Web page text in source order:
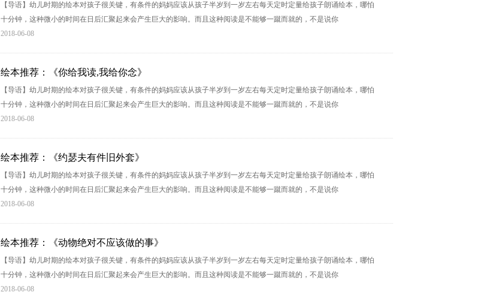
【导语】幼儿时期的绘本对孩子很关键，有条件的妈妈应该从孩子半岁到一岁左右每天定时定量给孩子朗诵绘本，哪怕
十分钟，这种微小的时间在日后汇聚起来会产生巨大的影响。而且这种阅读是不能够一蹴而就的，不是说你
2018-06-08
绘本推荐：《你给我读,我给你念》
【导语】幼儿时期的绘本对孩子很关键，有条件的妈妈应该从孩子半岁到一岁左右每天定时定量给孩子朗诵绘本，哪怕
十分钟，这种微小的时间在日后汇聚起来会产生巨大的影响。而且这种阅读是不能够一蹴而就的，不是说你
2018-06-08
绘本推荐：《约瑟夫有件旧外套》
【导语】幼儿时期的绘本对孩子很关键，有条件的妈妈应该从孩子半岁到一岁左右每天定时定量给孩子朗诵绘本，哪怕
十分钟，这种微小的时间在日后汇聚起来会产生巨大的影响。而且这种阅读是不能够一蹴而就的，不是说你
2018-06-08
绘本推荐：《动物绝对不应该做的事》
【导语】幼儿时期的绘本对孩子很关键，有条件的妈妈应该从孩子半岁到一岁左右每天定时定量给孩子朗诵绘本，哪怕
十分钟，这种微小的时间在日后汇聚起来会产生巨大的影响。而且这种阅读是不能够一蹴而就的，不是说你
2018-06-08